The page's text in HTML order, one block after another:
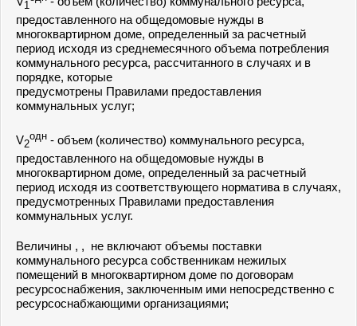
1
предоставленного на общедомовые нужды в
многоквартирном доме, определенный за расчетный
период исходя из среднемесячного объема потребления
коммунального ресурса, рассчитанного в случаях и в
порядке, которые
предусмотрены Правилами предоставления
коммунальных услуг;
V2
одн - объем (количество) коммунального ресурса,
предоставленного на общедомовые нужды в
многоквартирном доме, определенный за расчетный
период исходя из соответствующего норматива в случаях,
предусмотренных Правилами предоставления
коммунальных услуг.
Величины , , не включают объемы поставки
коммунального ресурса собственникам нежилых
помещений в многоквартирном доме по договорам
ресурсоснабжения, заключенным ими непосредственно с
ресурсоснабжающими организациями;